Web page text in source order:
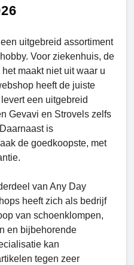
uitgebreid assortiment
Voor ziekenhuis, de
maakt niet uit waar u
heeft de juiste
een uitgebreid
Gevavi en Strovels zelfs
is
de goedkoopste, met
van Any Day
heeft zich als bedrijf
van schoenklompen,
en bijbehorende
kan
tegen zeer